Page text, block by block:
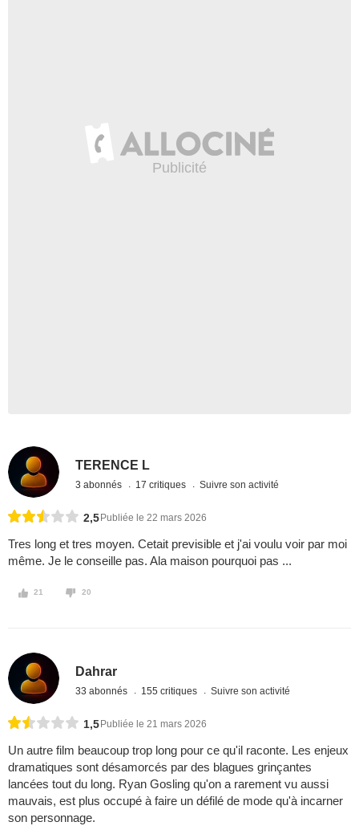
TERENCE L
3 abonnés 17 critiques Suivre son activité
2,5 Publiée le 22 mars 2026
Tres long et tres moyen. Cetait previsible et j'ai voulu voir par moi
même. Je le conseille pas. Ala maison pourquoi pas ...
21 20
Dahrar
33 abonnés 155 critiques Suivre son activité
1,5 Publiée le 21 mars 2026
Un autre film beaucoup trop long pour ce qu'il raconte. Les enjeux
dramatiques sont désamorcés par des blagues grinçantes
lancées tout du long. Ryan Gosling qu'on a rarement vu aussi
mauvais, est plus occupé à faire un défilé de mode qu'à incarner
son personnage.